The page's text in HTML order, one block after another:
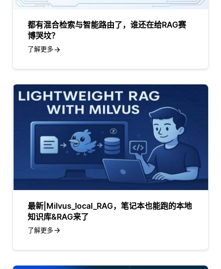
都有混合检索与智能路由了，谁还在给RAG赛
博哭坟？
了解更多
最新|Milvus_local_RAG，笔记本也能跑的本地
知识库&RAG来了
了解更多